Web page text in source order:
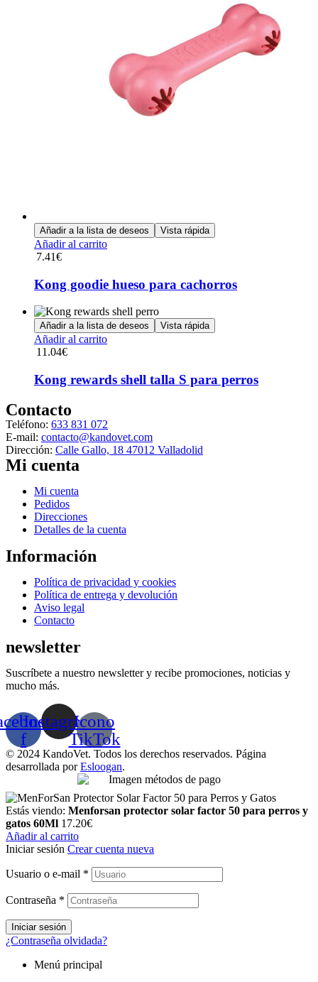
Añadir a la lista de deseos Vista rápida
Añadir al carrito
7.41€
Kong goodie hueso para cachorros
Añadir a la lista de deseos Vista rápida
Añadir al carrito
11.04€
Kong rewards shell talla S para perros
Contacto
Teléfono: 633 831 072
E-mail: contacto@kandovet.com
Dirección: Calle Gallo, 18 47012 Valladolid
Mi cuenta
Menú
Mi cuenta
Pedidos
Direcciones
Detalles de la cuenta
Información
Menú
Política de privacidad y cookies
Política de entrega y devolución
Aviso legal
Contacto
newsletter
Suscríbete a nuestro newsletter y recibe promociones, noticias y
mucho más.
f
InstagramIcono
TikTok
© 2024 KandoVet. Todos los derechos reservados. Página
desarrollada porEsloogan.
Estás viendo: Menforsan protector solar factor 50 para perros y
gatos 60Ml 17.20€
Añadir al carrito
Iniciar sesión Crear cuenta nueva
Usuario o e-mail *
Contraseña *
Iniciar sesión
¿Contraseña olvidada?
Menú principal